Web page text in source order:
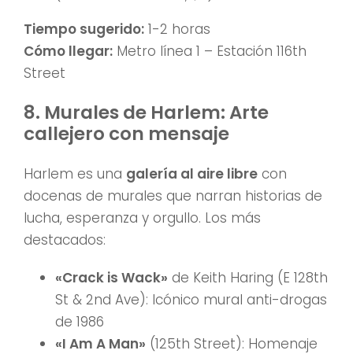
Tiempo sugerido: 1-2 horas
Cómo llegar: Metro línea 1 – Estación 116th
Street
8. Murales de Harlem: Arte
callejero con mensaje
Harlem es una galería al aire libre con
docenas de murales que narran historias de
lucha, esperanza y orgullo. Los más
destacados:
«Crack is Wack» de Keith Haring (E 128th
St & 2nd Ave): Icónico mural anti-drogas
de 1986
«I Am A Man» (125th Street): Homenaje